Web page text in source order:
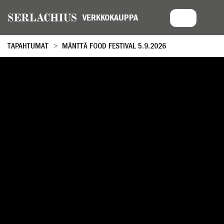
TAPAHTUMAT MÄNTTÄ FOOD FESTIVAL 5.9.2026